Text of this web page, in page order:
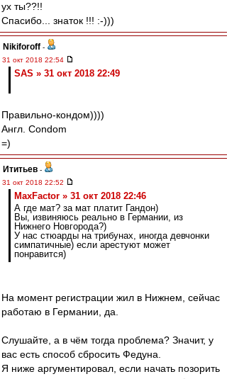
ух ты??!!
Спасибо... знаток !!! :-)))
Nikiforoff -
31 окт 2018 22:54
SAS » 31 окт 2018 22:49
Правильно-кондом))))
Англ. Condom
=)
Ититьев -
31 окт 2018 22:52
MaxFactor » 31 окт 2018 22:46
А где мат? за мат платит Гандон)
Вы, извиняюсь реально в Германии, из
Нижнего Новгорода?)
У нас стюарды на трибунах, иногда девчонки
симпатичные) если арестуют может
понравится)
На момент регистрации жил в Нижнем, сейчас
работаю в Германии, да.
Слушайте, а в чём тогда проблема? Значит, у
вас есть способ сбросить Федуна.
Я ниже аргументировал, если начать позорить